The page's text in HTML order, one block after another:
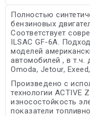
Полностью
бензиновых
Соответствует
ILSAC GF-6A.
моделей
автомобилей , в т.ч.
Omoda, Jetour,
Произведено с
технологии ACTIVE
износостойкость
показатели